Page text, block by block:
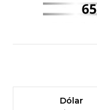
Dólar